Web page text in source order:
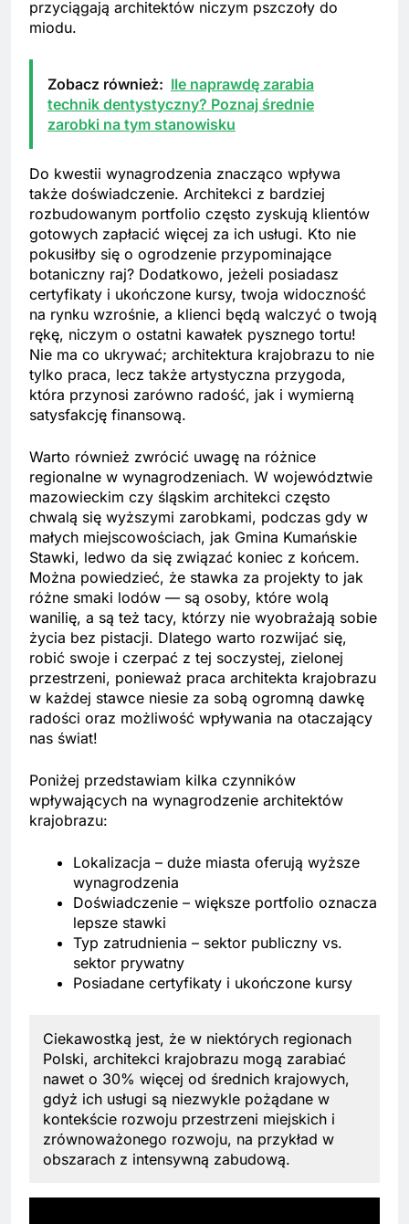
przyciągają architektów niczym pszczoły do
miodu.
Zobacz również: Ile naprawdę zarabia
technik dentystyczny? Poznaj średnie
zarobki na tym stanowisku
Do kwestii wynagrodzenia znacząco wpływa
także doświadczenie. Architekci z bardziej
rozbudowanym portfolio często zyskują klientów
gotowych zapłacić więcej za ich usługi. Kto nie
pokusiłby się o ogrodzenie przypominające
botaniczny raj? Dodatkowo, jeżeli posiadasz
certyfikaty i ukończone kursy, twoja widoczność
na rynku wzrośnie, a klienci będą walczyć o twoją
rękę, niczym o ostatni kawałek pysznego tortu!
Nie ma co ukrywać; architektura krajobrazu to nie
tylko praca, lecz także artystyczna przygoda,
która przynosi zarówno radość, jak i wymierną
satysfakcję finansową.
Warto również zwrócić uwagę na różnice
regionalne w wynagrodzeniach. W województwie
mazowieckim czy śląskim architekci często
chwalą się wyższymi zarobkami, podczas gdy w
małych miejscowościach, jak Gmina Kumańskie
Stawki, ledwo da się związać koniec z końcem.
Można powiedzieć, że stawka za projekty to jak
różne smaki lodów — są osoby, które wolą
wanilię, a są też tacy, którzy nie wyobrażają sobie
życia bez pistacji. Dlatego warto rozwijać się,
robić swoje i czerpać z tej soczystej, zielonej
przestrzeni, ponieważ praca architekta krajobrazu
w każdej stawce niesie za sobą ogromną dawkę
radości oraz możliwość wpływania na otaczający
nas świat!
Poniżej przedstawiam kilka czynników
wpływających na wynagrodzenie architektów
krajobrazu:
Lokalizacja – duże miasta oferują wyższe
wynagrodzenia
Doświadczenie – większe portfolio oznacza
lepsze stawki
Typ zatrudnienia – sektor publiczny vs.
sektor prywatny
Posiadane certyfikaty i ukończone kursy
Ciekawostką jest, że w niektórych regionach
Polski, architekci krajobrazu mogą zarabiać
nawet o 30% więcej od średnich krajowych,
gdyż ich usługi są niezwykle pożądane w
kontekście rozwoju przestrzeni miejskich i
zrównoważonego rozwoju, na przykład w
obszarach z intensywną zabudową.